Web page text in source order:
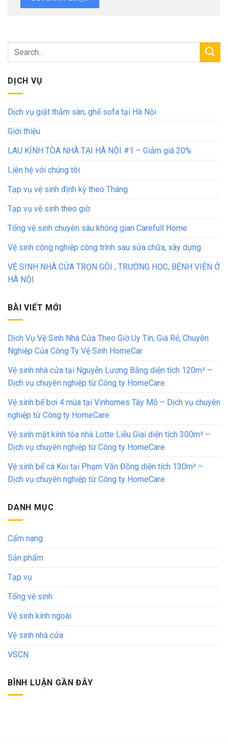
DỊCH VỤ
Dịch vụ giặt thảm sàn, ghế sofa tại Hà Nội
Giới thiệu
LAU KÍNH TÒA NHÀ TẠI HÀ NỘI #1 – Giảm giá 20%
Liên hệ với chúng tôi
Tạp vụ vệ sinh định kỳ theo Tháng
Tạp vụ vệ sinh theo giờ
Tổng vệ sinh chuyên sâu không gian Carefull Home
Vệ sinh công nghiệp công trình sau sửa chữa, xây dựng
VỆ SINH NHÀ CỬA TRỌN GÓI , TRƯỜNG HỌC, BỆNH VIỆN Ở
HÀ NỘI
BÀI VIẾT MỚI
Dịch Vụ Vệ Sinh Nhà Cửa Theo Giờ Uy Tín, Giá Rẻ, Chuyên
Nghiệp Của Công Ty Vệ Sinh HomeCar
Vệ sinh nhà cửa tại Nguyễn Lương Bằng diện tích 120m² –
Dịch vụ chuyên nghiệp từ Công ty HomeCare
Vệ sinh bể bơi 4 mùa tại Vinhomes Tây Mỗ – Dịch vụ chuyên
nghiệp từ Công ty HomeCare
Vệ sinh mặt kính tòa nhà Lotte Liễu Giai diện tích 300m² –
Dịch vụ chuyên nghiệp từ Công ty HomeCare
Vệ sinh bể cá Koi tại Phạm Văn Đồng diện tích 130m² –
Dịch vụ chuyên nghiệp từ Công ty HomeCare
DANH MỤC
Cẩm nang
Sản phẩm
Tạp vụ
Tổng vệ sinh
Vệ sinh kính ngoài
Vệ sinh nhà cửa
VSCN
BÌNH LUẬN GẦN ĐÂY